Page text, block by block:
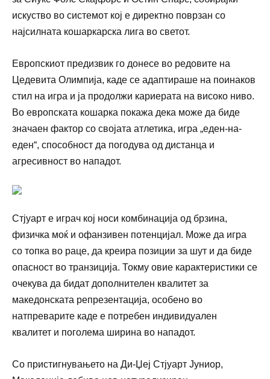
искуство во системот кој е директно поврзан со
најсилната кошаркарска лига во светот.
Европскиот предизвик го донесе во редовите на
Цедевита Олимпија, каде се адаптираше на поинаков
стил на игра и ја продолжи кариерата на високо ниво.
Во европската кошарка покажа дека може да биде
значаен фактор со својата атлетика, игра „еден-на-
еден“, способност да погодува од дистанца и
агресивност во нападот.
Стјуарт е играч кој носи комбинација од брзина,
физичка моќ и офанзивен потенцијал. Може да игра
со топка во раце, да креира позиции за шут и да биде
опасност во транзиција. Токму овие карактеристики се
очекува да бидат дополнителен квалитет за
македонската репрезентација, особено во
натпреварите каде е потребен индивидуален
квалитет и поголема ширина во нападот.
Со пристигнувањето на Ди-Џеј Стјуарт Јуниор,